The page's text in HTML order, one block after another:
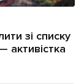
зі списку
активістка